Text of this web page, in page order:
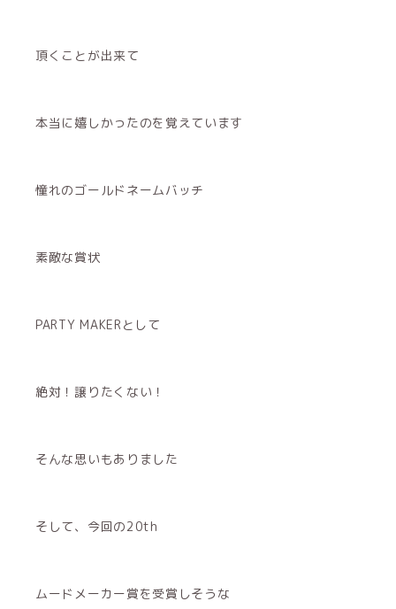
頂くことが出来て
本当に嬉しかったのを覚えています
憧れのゴールドネームバッチ
素敵な賞状
PARTY MAKERとして
絶対！譲りたくない！
そんな思いもありました
そして、今回の20th
ムードメーカー賞を受賞しそうな